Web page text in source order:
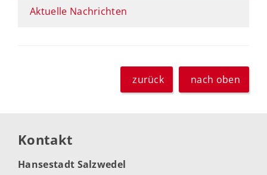
Aktuelle Nachrichten
zurück nach oben
Kontakt
Hansestadt Salzwedel